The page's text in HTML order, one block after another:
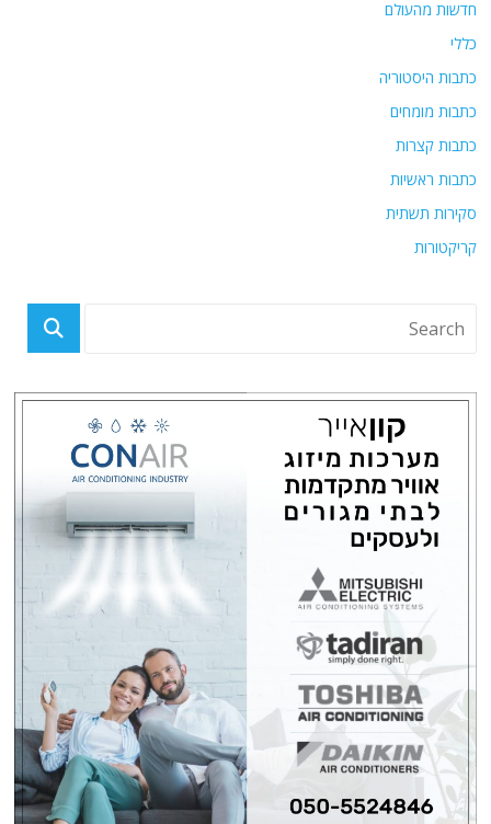
חדשות מהעולם
כללי
כתבות היסטוריה
כתבות מומחים
כתבות קצרות
כתבות ראשיות
סקירות תשתית
קריקטורות